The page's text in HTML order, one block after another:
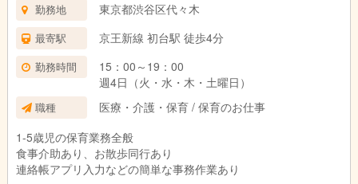
勤務地 東京都渋谷区代々木
最寄駅 京王新線 初台駅 徒歩4分
勤務時間
15：00～19：00
週4日（火・水・木・土曜日）
職種
医療・介護・保育 / 保育のお仕事
1-5歳児の保育業務全般
食事介助あり、お散歩同行あり
連絡帳アプリ入力などの簡単な事務作業あり